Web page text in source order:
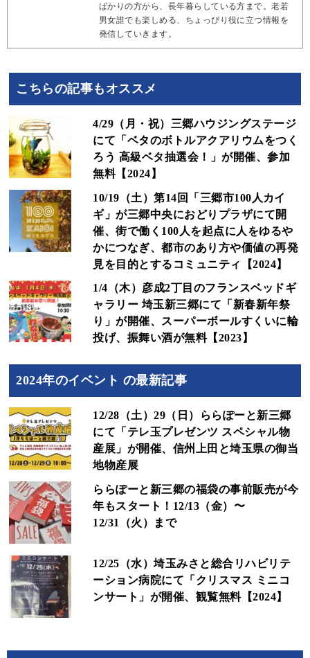
ばかりの方から、長年暮らしている方まで。老若
男女誰でも楽しめる、ちょっぴり役に立つ情報を
発信していきます。
こちらの記事もオススメ
4/29（月・祝）三郷ハウジングステージ
にて「ベタのボトルアクアリウムをつく
ろう 高級ベタ抽選会！」が開催、参加
無料【2024】
10/19（土）第14回「三郷市100人カイ
ギ」が三郷中央におどりプラザにて開
催、街で働く100人を起点に人をゆるや
かにつなぎ、都市のあり方や価値の再発
見を目的とするコミュニティ【2024】
1/4（木）彦成2丁目のフランスベッドギ
ャラリー 埼玉新三郷にて「新春新年祭
り」が開催、スーパーボールすくいに輪
投げ、振舞い酒が無料【2023】
2024年のイベント の最新記事
12/28（土）29（日）ららぽーと新三郷
にて「テレ玉プレゼンツ スペシャル物
産展」が開催、信州上田と埼玉県の御当
地物産展
ららぽーと新三郷の福袋の事前販売が今
年もスタート！12/13（金）〜
12/31（火）まで
12/25（水）埼玉みさと総合リハビリテ
ーション病院にて「クリスマス ミニコ
ンサート」が開催、観覧無料【2024】